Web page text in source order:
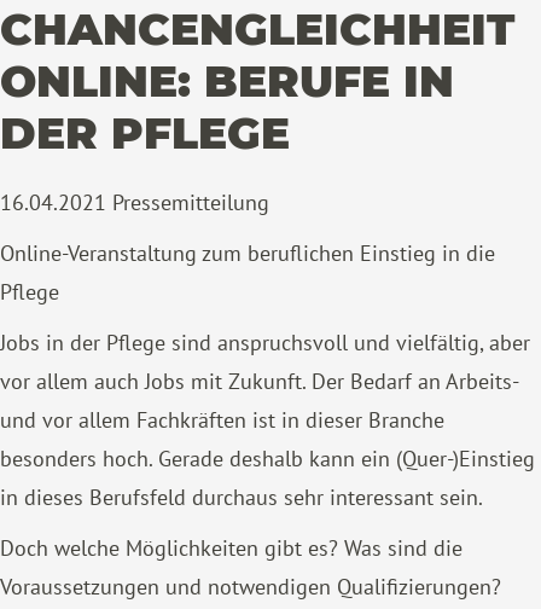
CHANCENGLEICHHEIT
ONLINE: BERUFE IN
DER PFLEGE
16.04.2021 Pressemitteilung
Online-Veranstaltung zum beruflichen Einstieg in die
Pflege
Jobs in der Pflege sind anspruchsvoll und vielfältig, aber
vor allem auch Jobs mit Zukunft. Der Bedarf an Arbeits-
und vor allem Fachkräften ist in dieser Branche
besonders hoch. Gerade deshalb kann ein (Quer-)Einstieg
in dieses Berufsfeld durchaus sehr interessant sein.
Doch welche Möglichkeiten gibt es? Was sind die
Voraussetzungen und notwendigen Qualifizierungen?